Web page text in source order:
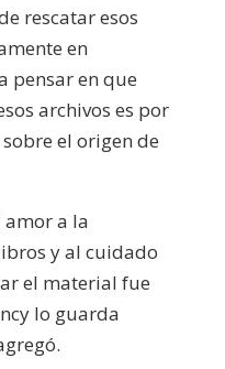
rescatar esos
en
pensar en que
archivos es por
el origen de
amor a la
y al cuidado
el material fue
lo guarda